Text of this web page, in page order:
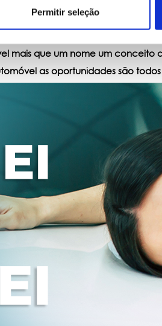
Permitir seleção
mais que um nome um conceito
as oportunidades são todos